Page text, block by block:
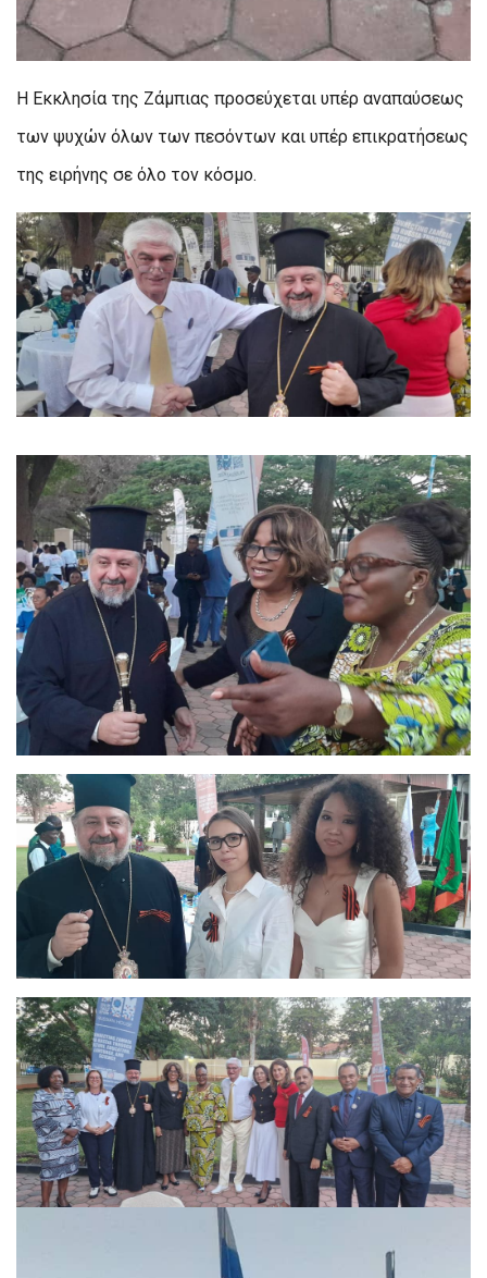
Η Εκκλησία της Ζάμπιας προσεύχεται υπέρ αναπαύσεως
των ψυχών όλων των πεσόντων και υπέρ επικρατήσεως
της ειρήνης σε όλο τον κόσμο.